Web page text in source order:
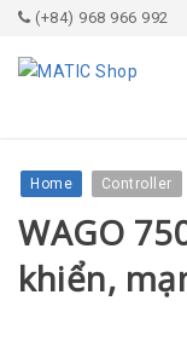
(+84) 968 966 992
Trang chủ
Bài viết
Giới thiệu
Home Controller
WAGO
khiển,